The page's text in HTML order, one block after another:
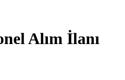
Alım İlanı